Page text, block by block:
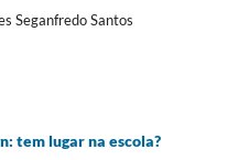
Seganfredo Santos
tem lugar na escola?